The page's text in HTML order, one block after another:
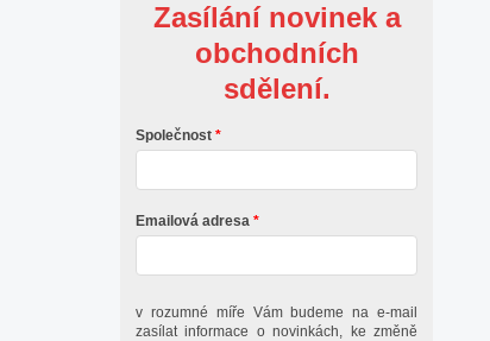
Zasílání novinek a
obchodních
sdělení.
Společnost
Emailová adresa
v rozumné míře Vám budeme na e-mail
zasílat informace o novinkách, ke změně